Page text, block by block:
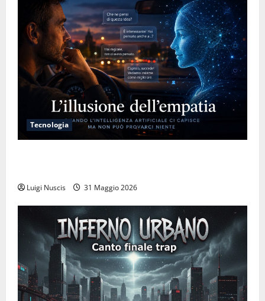
Tecnologia
Luigi Nuscis 31 Maggio 2026